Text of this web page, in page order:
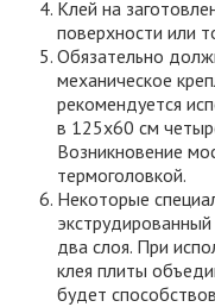
Клей на
поверхности или
Обязательно
механическое
рекомендуется
в 125х60 см
Возникновение
термоголовкой.
Некоторые
два слоя. При
клея плиты
будет